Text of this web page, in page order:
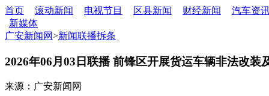
首页 滚动新闻 电视节目 区县新闻 财经新闻
汽车资
新媒体
广安新闻网>新闻联播拆条
2026年06月03日联播 前锋区开展货运车辆非法改装
来源：广安新闻网